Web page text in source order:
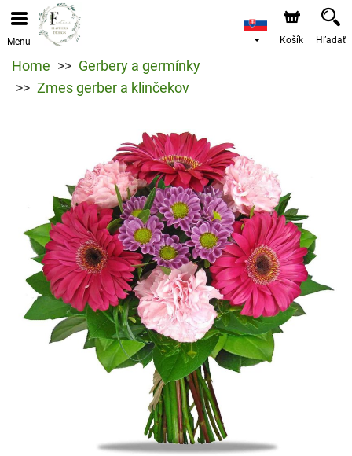
Menu Košík Hľadať
Home
Gerbery a germínky
Zmes gerber a klinčekov